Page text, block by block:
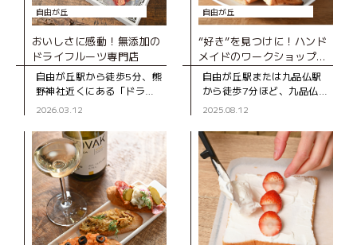
自由が丘
おいしさに感動！無添加の
ドライフルーツ専門店
自由が丘駅から徒歩5分、熊
野神社近くにある「ドライ
フルーツのお店アラカルト
添加にこだわったドライフ
ルーツの専門店。国産の自
社製品
2026.03.12
自由が丘
“好き”を見つけに！ハンド
メイドのワークショップ
や、雑貨が楽しめるカフェ
自由が丘駅または九品仏駅
から徒歩7分ほど、九品仏川
緑道沿いの静かな住宅街に
STAND＆CRAFT」。「手
づくりが大好き」という
2025.08.12